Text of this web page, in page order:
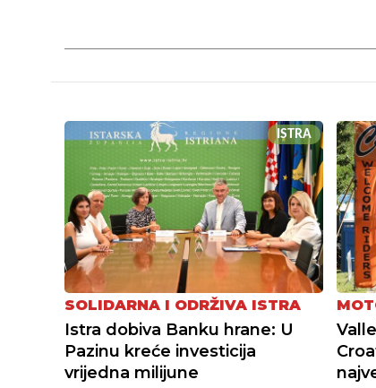
ISTRA
SOLIDARNA I ODRŽIVA ISTRA
Istra dobiva Banku hrane: U
Pazinu kreće investicija
vrijedna milijune